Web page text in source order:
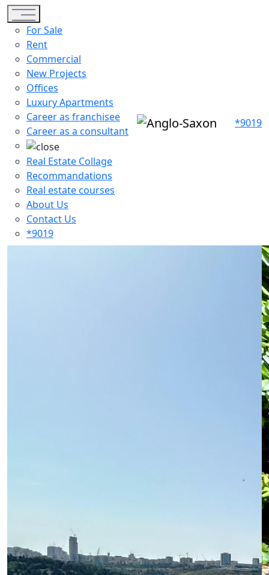
Toggle navigation
For Sale
Rent
Commercial
New Projects
Offices
Luxury Apartments
Career as franchisee
Career as a consultant
Real Estate Collage
Recommandations
Real estate courses
About Us
Contact Us
*9019
*9019